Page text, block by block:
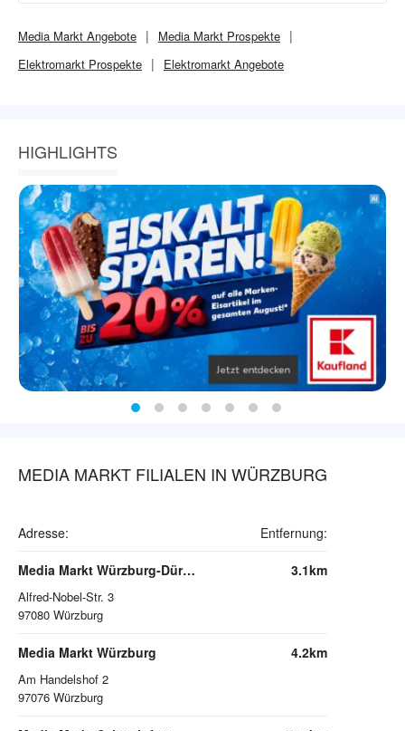
Media Markt Angebote Media Markt Prospekte
Elektromarkt Prospekte Elektromarkt Angebote
HIGHLIGHTS
MEDIA MARKT FILIALEN IN WÜRZBURG
Adresse: Entfernung:
Media Markt Würzburg-Dürrbachau
Alfred-Nobel-Str. 3
97080 Würzburg
3.1km
Media Markt Würzburg
Am Handelshof 2
97076 Würzburg
4.2km